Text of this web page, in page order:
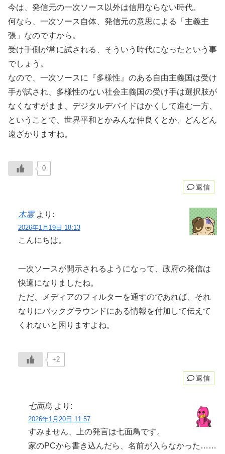
今は、発信元の一次ソース以外は信用ならない時代。
何なら、一次ソース自体、発信元の意思による「主義主
張」なのですから。
受け手側が常に試される、そういう時代になったという事
でしょう。
なので、一次ソースに『多様性』のある自由主義国は受け
手が試され、多様性のない社会主義国の受け手は選択肢が
なくなすがまま、デジタルデバイドはかくして進む一方、
ということで、世界平和とかみんな仲良くとか、どんどん
遠ざかりますね。
0
返信
木霊 より:
2026年1月19日 18:13
こんにちは。
一次ソースが開示されるようになって、政府の発信は
快適になりましたね。
ただ、メディアのフィルターを通すのであれば、それ
なりにバックグラウンドにある情報を付加して伝えて
くれないと困りますよね。
+2
返信
七面鳥 より:
2026年1月20日 11:57
すみません、上の発言は七面鳥です。
家のPCから書き込んだら、名前が入らなかった……